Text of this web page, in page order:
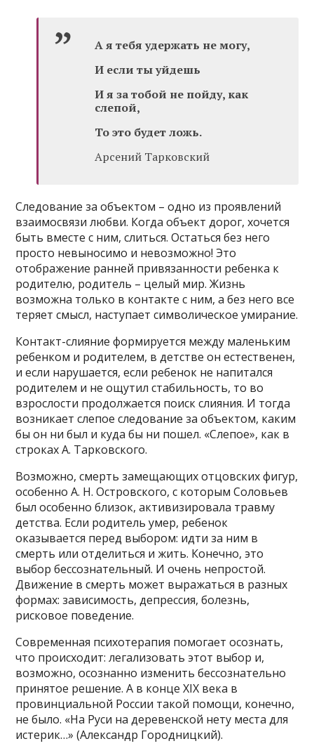
А я тебя удержать не могу,
И если ты уйдешь
И я за тобой не пойду, как
слепой,
То это будет ложь.
Арсений Тарковский
Следование за объектом – одно из проявлений
взаимосвязи любви. Когда объект дорог, хочется
быть вместе с ним, слиться. Остаться без него
просто невыносимо и невозможно! Это
отображение ранней привязанности ребенка к
родителю, родитель – целый мир. Жизнь
возможна только в контакте с ним, а без него все
теряет смысл, наступает символическое умирание.
Контакт-слияние формируется между маленьким
ребенком и родителем, в детстве он естественен,
и если нарушается, если ребенок не напитался
родителем и не ощутил стабильность, то во
взрослости продолжается поиск слияния. И тогда
возникает слепое следование за объектом, каким
бы он ни был и куда бы ни пошел. «Слепое», как в
строках А. Тарковского.
Возможно, смерть замещающих отцовских фигур,
особенно А. Н. Островского, с которым Соловьев
был особенно близок, активизировала травму
детства. Если родитель умер, ребенок
оказывается перед выбором: идти за ним в
смерть или отделиться и жить. Конечно, это
выбор бессознательный. И очень непростой.
Движение в смерть может выражаться в разных
формах: зависимость, депрессия, болезнь,
рисковое поведение.
Современная психотерапия помогает осознать,
что происходит: легализовать этот выбор и,
возможно, осознанно изменить бессознательно
принятое решение. А в конце XIX века в
провинциальной России такой помощи, конечно,
не было. «На Руси на деревенской нету места для
истерик…» (Александр Городницкий).